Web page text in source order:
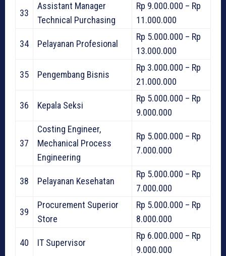
33
Assistant Manager
Technical Purchasing
Rp 9.000.000 – Rp
11.000.000
34 Pelayanan Profesional
Rp 5.000.000 – Rp
13.000.000
35 Pengembang Bisnis
Rp 3.000.000 – Rp
21.000.000
36 Kepala Seksi
Rp 5.000.000 – Rp
9.000.000
37
Costing Engineer,
Mechanical Process
Engineering
Rp 5.000.000 – Rp
7.000.000
38 Pelayanan Kesehatan
Rp 5.000.000 – Rp
7.000.000
39
Procurement Superior
Store
Rp 5.000.000 – Rp
8.000.000
40 IT Supervisor
Rp 6.000.000 – Rp
9.000.000